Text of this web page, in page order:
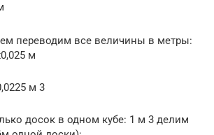
переводим все величины в метры:
м
м 3
досок в одном кубе: 1 м 3 делим